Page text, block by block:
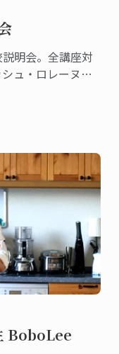
明会。全講座対
ュ・ロレーヌで
BoboLee